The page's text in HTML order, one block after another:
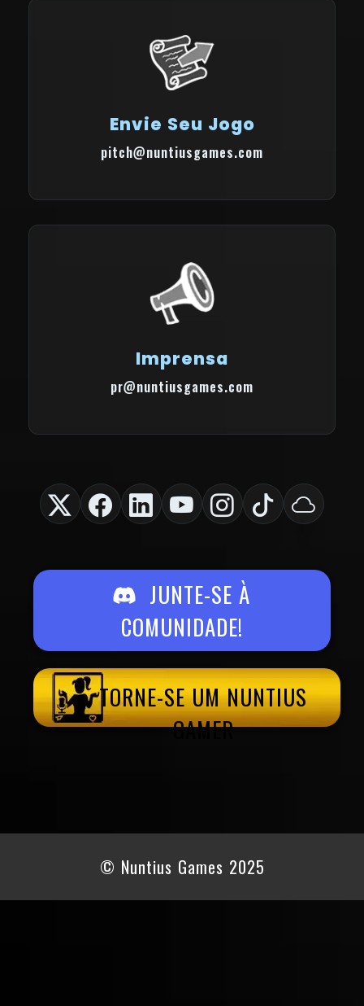
Envie Seu Jogo
pitch@nuntiusgames.com
Imprensa
pr@nuntiusgames.com
JUNTE-SE À
COMUNIDADE!
TORNE-SE UM NUNTIUS
GAMER
© Nuntius Games 2025